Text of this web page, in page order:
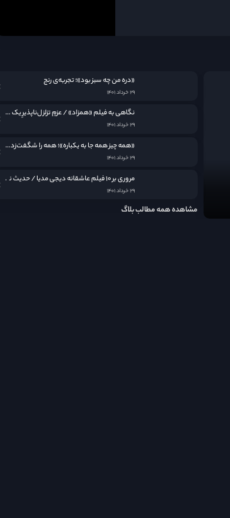
«دره من چه سبز بود»؛ تجربه‌ی رنج
۲۹ خرداد ۱۴۰۱
نگاهی به فيلم «همزاد» / عزمِ تزلزل‌ناپذیرِ یک مادر
۲۹ خرداد ۱۴۰۱
«همه چیز همه جا به یکباره»؛ همه را شگفت‌زده کرد!
۲۹ خرداد ۱۴۰۱
مروری بر ۱۰ فیلم عاشقانه دیجی مدیا / حدیث نامکرر عشق در قاب سینما
۲۹ خرداد ۱۴۰۱
مشاهده همه مطالب بلاگ